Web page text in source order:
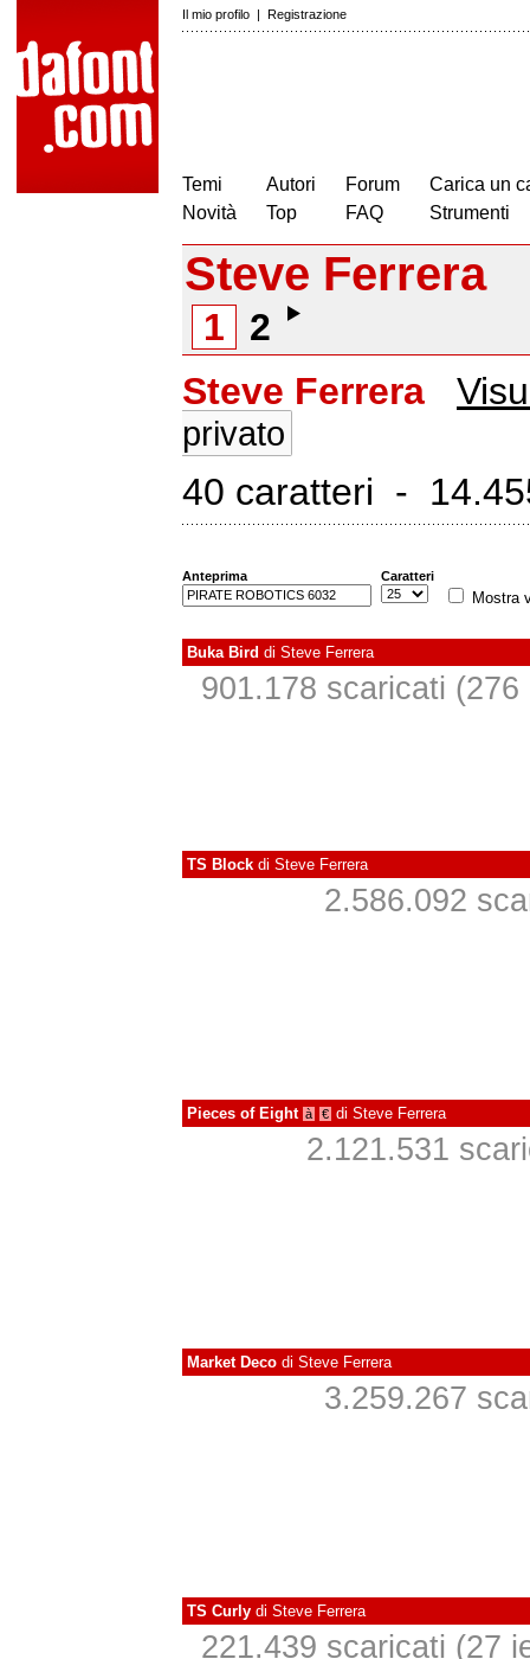
Il mio profilo | Registrazione
Temi
Novità
Autori
Top
Forum
FAQ
Carica un
Strumenti
Steve Ferrera
1
2
Steve Ferrera
privato
40 caratteri -
Anteprima Caratteri
Mostra
Buka Bird di Steve Ferrera
901.178 scaricati (276
TS Block di Steve Ferrera
2.586.092
Pieces of Eight à € di Steve Ferrera
2.121.531
Market Deco di Steve Ferrera
3.259.267
TS Curly di Steve Ferrera
221.439 scaricati (27